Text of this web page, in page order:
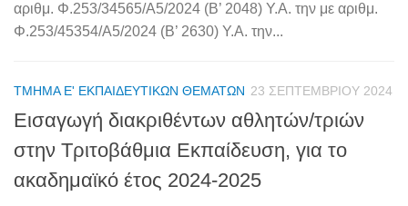
αριθμ. Φ.253/34565/Α5/2024 (Β’ 2048) Υ.Α. την με αριθμ.
Φ.253/45354/Α5/2024 (Β’ 2630) Υ.Α. την...
ΤΜΉΜΑ Ε' ΕΚΠΑΙΔΕΥΤΙΚΏΝ ΘΕΜΆΤΩΝ 23 ΣΕΠΤΕΜΒΡΊΟΥ 2024
Εισαγωγή διακριθέντων αθλητών/τριών
στην Τριτοβάθμια Εκπαίδευση, για το
ακαδημαϊκό έτος 2024-2025